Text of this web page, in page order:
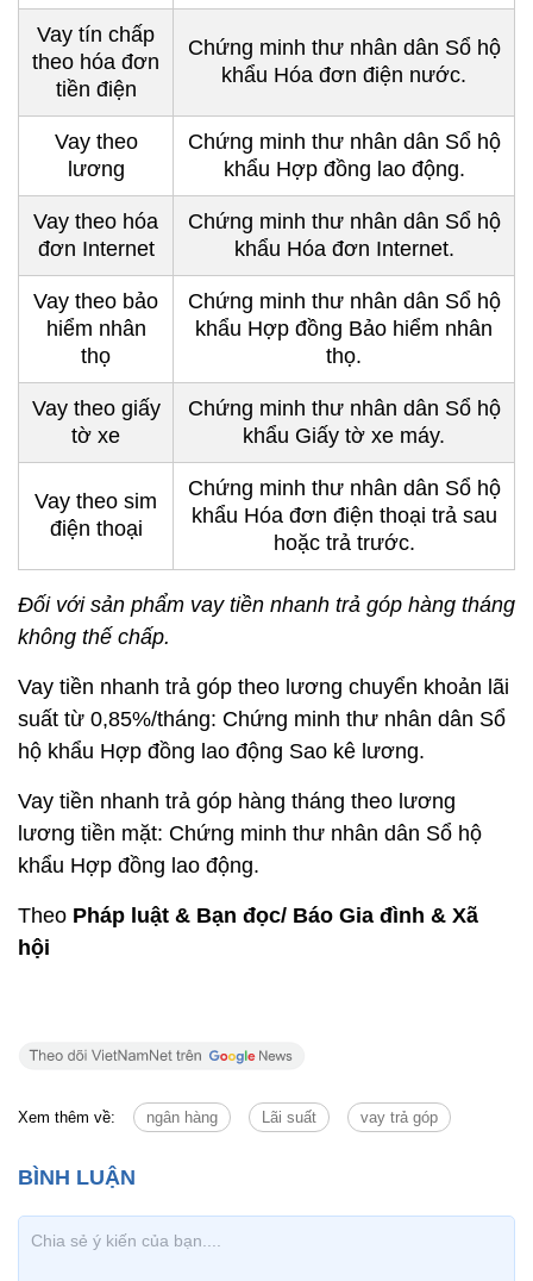
Vay tín chấp
theo hóa đơn
tiền điện
Chứng minh thư nhân dân Sổ hộ
khẩu Hóa đơn điện nước.
Vay theo
lương
Chứng minh thư nhân dân Sổ hộ
khẩu Hợp đồng lao động.
Vay theo hóa
đơn Internet
Chứng minh thư nhân dân Sổ hộ
khẩu Hóa đơn Internet.
Vay theo bảo
hiểm nhân
thọ
Chứng minh thư nhân dân Sổ hộ
khẩu Hợp đồng Bảo hiểm nhân
thọ.
Vay theo giấy
tờ xe
Chứng minh thư nhân dân Sổ hộ
khẩu Giấy tờ xe máy.
Vay theo sim
điện thoại
Chứng minh thư nhân dân Sổ hộ
khẩu Hóa đơn điện thoại trả sau
hoặc trả trước.
Đối với sản phẩm vay tiền nhanh trả góp hàng tháng
không thế chấp.
Vay tiền nhanh trả góp theo lương chuyển khoản lãi
suất từ 0,85%/tháng: Chứng minh thư nhân dân Sổ
hộ khẩu Hợp đồng lao động Sao kê lương.
Vay tiền nhanh trả góp hàng tháng theo lương
lương tiền mặt: Chứng minh thư nhân dân Sổ hộ
khẩu Hợp đồng lao động.
Theo Pháp luật & Bạn đọc/ Báo Gia đình & Xã
hội
Xem thêm về: ngân hàng Lãi suất vay trả góp